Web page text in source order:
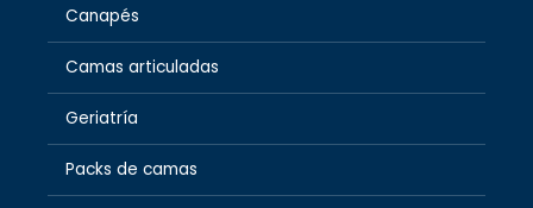
Canapés
Camas articuladas
Geriatría
Packs de camas